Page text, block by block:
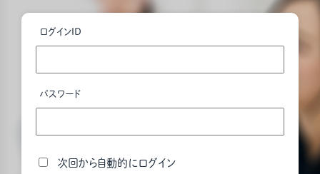
ログインID
パスワード
次回から自動的にログイン